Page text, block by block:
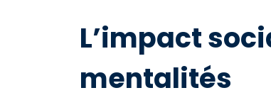
L’impact
mentalités